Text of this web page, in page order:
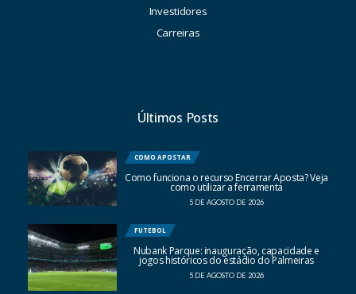
Investidores
Carreiras
Últimos Posts
COMO APOSTAR
Como funciona o recurso Encerrar Aposta? Veja
como utilizar a ferramenta
5 DE AGOSTO DE 2026
FUTEBOL
Nubank Parque: inauguração, capacidade e
jogos históricos do estádio do Palmeiras
5 DE AGOSTO DE 2026